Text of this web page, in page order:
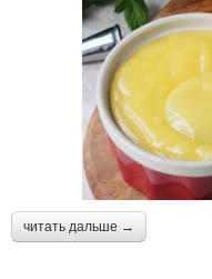
читать дальше →